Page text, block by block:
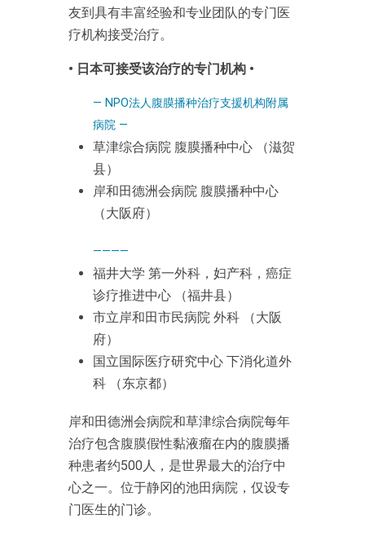
友到具有丰富经验和专业团队的专门医
疗机构接受治疗。
• 日本可接受该治疗的专门机构 •
— NPO法人腹膜播种治疗支援机构附属
病院 —
草津综合病院 腹膜播种中心 （滋贺
县）
岸和田德洲会病院 腹膜播种中心
（大阪府）
————
福井大学 第一外科，妇产科，癌症
诊疗推进中心 （福井县）
市立岸和田市民病院 外科 （大阪
府）
国立国际医疗研究中心 下消化道外
科 （东京都）
岸和田德洲会病院和草津综合病院每年
治疗包含腹膜假性黏液瘤在内的腹膜播
种患者约500人，是世界最大的治疗中
心之一。位于静冈的池田病院，仅设专
门医生的门诊。